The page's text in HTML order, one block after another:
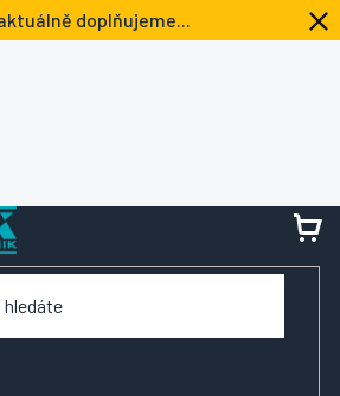
doplňujeme...